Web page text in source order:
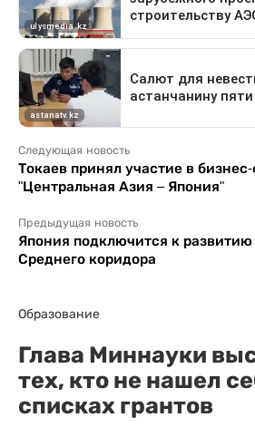
Следующая новость
Токаев принял участие в
"Центральная Азия – Япония"
Предыдущая новость
Япония подключится к развитию
Среднего коридора
Образование
Глава Миннауки
тех, кто не нашел
списках грантов